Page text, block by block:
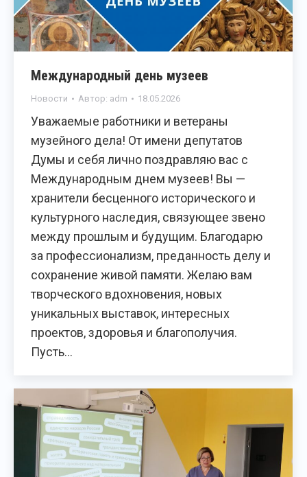
Международный день музеев
Новости Автор: adm 18.05.2026
Уважаемые работники и ветераны
музейного дела! От имени депутатов
Думы и себя лично поздравляю вас с
Международным днем музеев! Вы —
хранители бесценного исторического и
культурного наследия, связующее звено
между прошлым и будущим. Благодарю
за профессионализм, преданность делу и
сохранение живой памяти. Желаю вам
творческого вдохновения, новых
уникальных выставок, интересных
проектов, здоровья и благополучия.
Пусть…